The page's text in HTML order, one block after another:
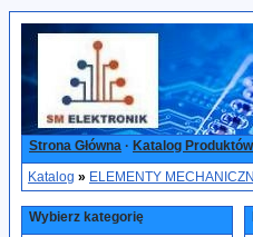
Strona Główna · Katalog Produktów
Katalog » ELEMENTY
Wybierz kategorię